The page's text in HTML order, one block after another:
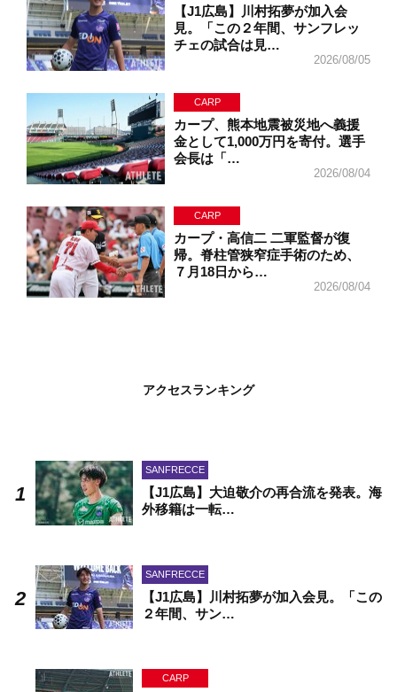
【J1広島】川村拓夢が加入会
見。「この２年間、サンフレッ
チェの試合は見…
2026/08/05
CARP
カープ、熊本地震被災地へ義援
金として1,000万円を寄付。選手
会長は「…
2026/08/04
CARP
カープ・高信二 二軍監督が復
帰。脊柱管狭窄症手術のため、
７月18日から…
2026/08/04
アクセスランキング
SANFRECCE
【J1広島】大迫敬介の再合流を発表。海
外移籍は一転…
SANFRECCE
【J1広島】川村拓夢が加入会見。「この
２年間、サン…
CARP